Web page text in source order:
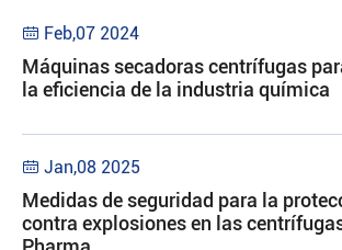
 Feb,07 2024
Máquinas secadoras centrífugas
la eficiencia de la industria química
 Jan,08 2025
Medidas de seguridad para la
contra explosiones en las